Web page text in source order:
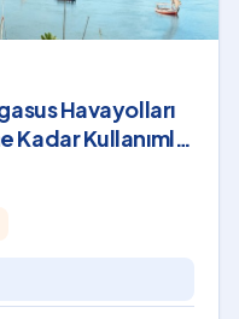
Havayolları
Kadar Kullanımlı